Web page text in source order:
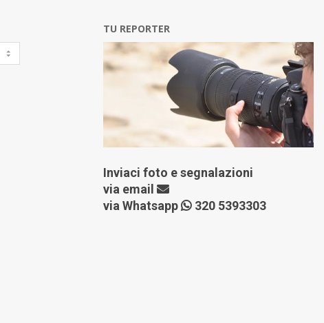
TU REPORTER
Inviaci foto e segnalazioni
via email
via Whatsapp
320 5393303